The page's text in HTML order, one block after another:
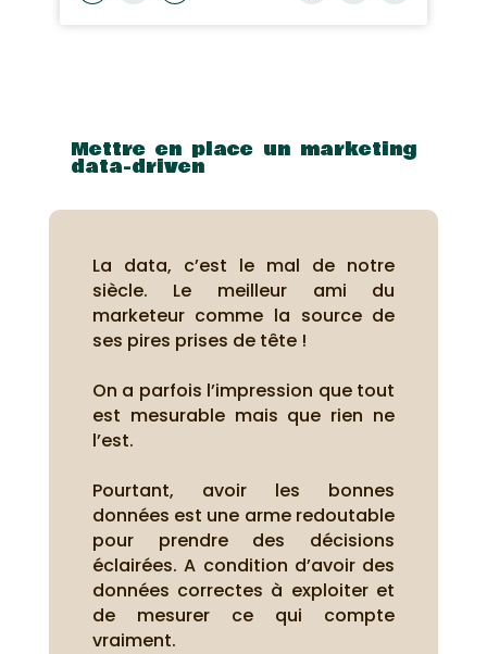
Mettre en place un marketing
data-driven
La data, c’est le mal de notre
siècle. Le meilleur ami du
marketeur comme la source de
ses pires prises de tête !
On a parfois l’impression que tout
est mesurable mais que rien ne
l’est.
Pourtant, avoir les bonnes
données est une arme redoutable
pour prendre des décisions
éclairées.A condition d’avoir des
données correctes à exploiter et
de mesurer ce qui compte
vraiment.